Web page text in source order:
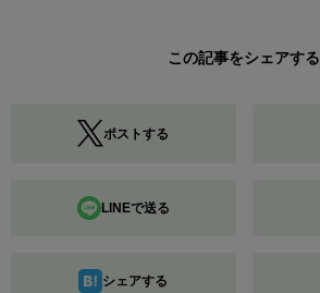
この記事をシェアする
ポストする
LINEで送る
シェアする